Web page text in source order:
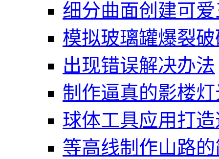
细分曲面创建可
模拟玻璃罐爆裂
出现错误解决办法
制作逼真的影楼
球体工具应用打
等高线制作山路